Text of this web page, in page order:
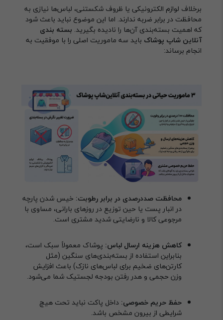
برخلاف لوازم الکترونیکی یا ظروف شکستنی، لباس‌ها نیازی به
محافظت در برابر ضربه ندارند. اما این موضوع نباید باعث شود
که اهمیت بسته‌بندی آن‌ها را نادیده بگیرید. بسته بندی
آنلاین شاپ پوشاک باید سه ماموریت اصلی را با موفقیت به
انجام برساند:
محافظت صددرصدی در برابر رطوبت: خیس شدن پارچه
در انبار پست یا حین توزیع در روزهای بارانی، مساوی با
مرجوعی کالا و نارضایتی شدید مشتری است.
کاهش هزینه ارسال لباس: پوشاک معمولاً سبک است،
بنابراین استفاده از بسته‌بندی‌های سنگین (مثل
کارتن‌های ضخیم برای لباس‌های نازک) باعث افزایش
وزن حجمی و هدر رفتن بودجه لجستیک شما می‌شود.
حفظ حریم خصوصی: داخل پاکت نباید تحت هیچ
شرایطی از بیرون مشخص باشد.